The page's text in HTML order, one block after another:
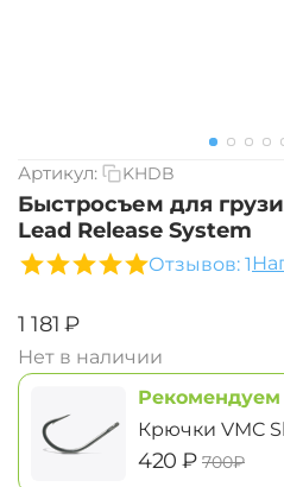
Артикул: KHDB
Быстросъем для
Lead Release System
Отзывов: 1
‍1 181‍ ₽
Нет в наличии
Рекомендуем
Крючки VMC
‍420‍ ₽ ‍700‍₽